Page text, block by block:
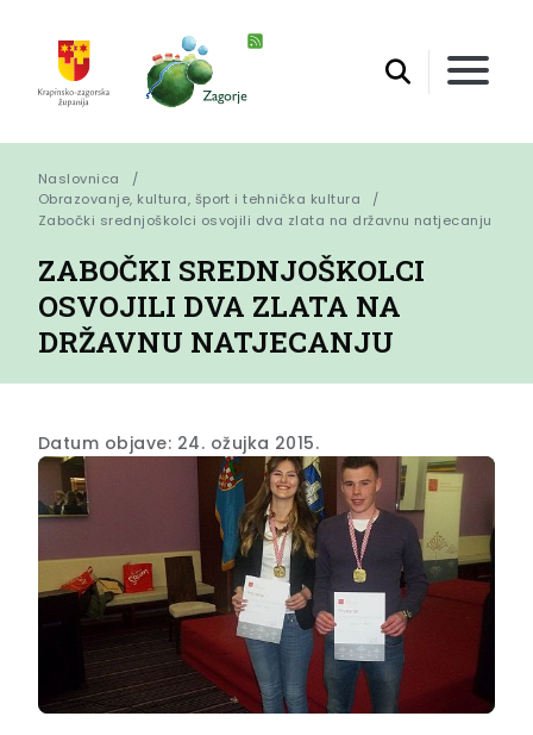
Naslovnica
Obrazovanje, kultura, šport i tehnička kultura
Zabočki srednjoškolci osvojili dva zlata na državnu natjecanju
ZABOČKI SREDNJOŠKOLCI
OSVOJILI DVA ZLATA NA
DRŽAVNU NATJECANJU
Datum objave: 24. ožujka 2015.